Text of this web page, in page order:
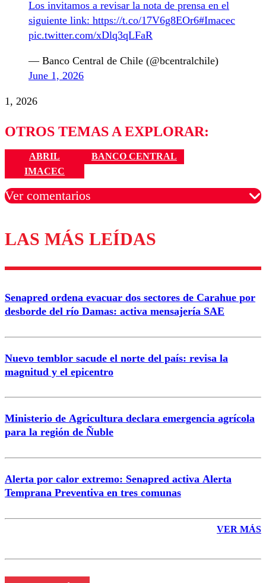
Los invitamos a revisar la nota de prensa en el
siguiente link: https://t.co/17V6g8EOr6#Imacec
pic.twitter.com/xDlq3qLFaR
— Banco Central de Chile (@bcentralchile)
June 1, 2026
1, 2026
OTROS TEMAS A EXPLORAR:
ABRIL
BANCO CENTRAL
IMACEC
Ver comentarios
Los comentarios son moderados para garantizar un
diálogo respetuoso.
Correo
LAS MÁS LEÍDAS
Senapred ordena evacuar dos sectores de Carahue por
desborde del río Damas: activa mensajería SAE
Nuevo temblor sacude el norte del país: revisa la
magnitud y el epicentro
Ministerio de Agricultura declara emergencia agrícola
para la región de Ñuble
Alerta por calor extremo: Senapred activa Alerta
Temprana Preventiva en tres comunas
VER MÁS